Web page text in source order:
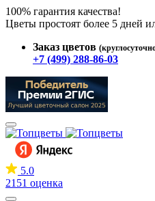
100% гарантия качества!
Цветы простоят более 5 дней
Заказ цветов
+7 (499) 288-86-03
5.0
2151 оценка